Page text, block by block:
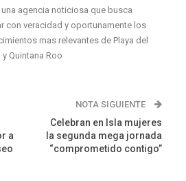
agencia noticiosa que busca
con veracidad y oportunamente los
mas relevantes de Playa del
y Quintana Roo
a
NOTA SIGUIENTE
Celebran en Isla mujeres
la segunda mega jornada
“comprometido contigo”